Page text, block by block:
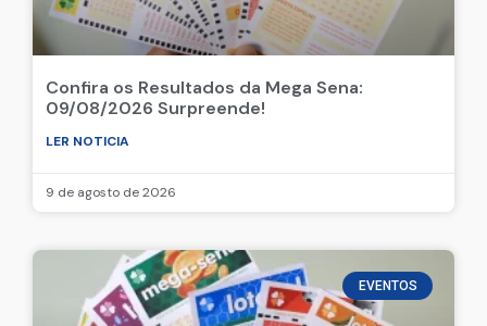
Confira os Resultados da Mega Sena:
09/08/2026 Surpreende!
LER NOTICIA
9 de agosto de 2026
EVENTOS